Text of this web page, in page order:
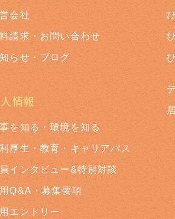
会社
請求・お問い合わせ
らせ・ブログ
情報
を知る・環境を知る
厚生・教育・キャリアパス
インタビュー&特別対談
Q&A・募集要項
エントリー